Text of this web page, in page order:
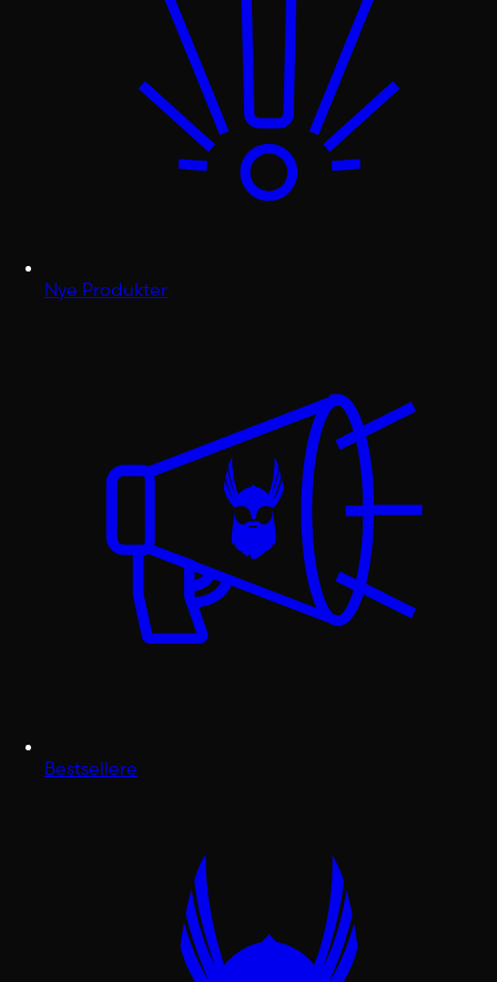
Nye Produkter
Bestsellere